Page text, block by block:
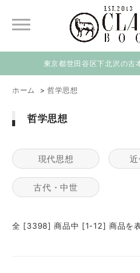
東京都世田谷区下北沢の古
ホーム > 哲学思想
哲学思想
現代思想
古代・中世
全 [3398] 商品中 [1-12] 商品を